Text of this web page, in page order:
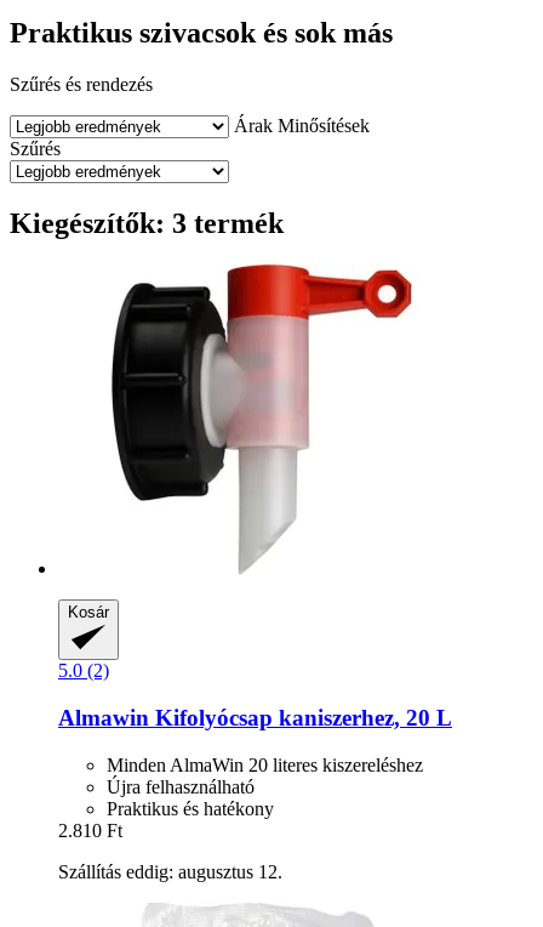
Praktikus szivacsok és sok más
Szűrés és rendezés
Árak Minősítések
Szűrés
Kiegészítők: 3 termék
Kosár
5.0 (2)
Almawin Kifolyócsap kaniszerhez, 20 L
Minden AlmaWin 20 literes kiszereléshez
Újra felhasználható
Praktikus és hatékony
2.810 Ft
Szállítás eddig: augusztus 12.